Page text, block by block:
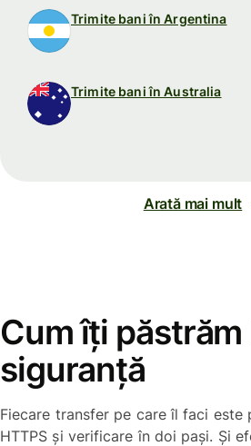
Trimite bani în Argentina
Trimite bani în Australia
Arată mai mult
Cum îți păstrăm
siguranță
Fiecare transfer pe care îl faci
HTTPS și verificare în doi pași. Și